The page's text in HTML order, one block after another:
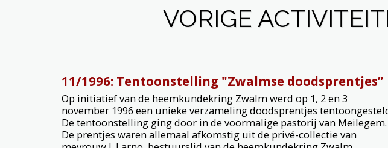
VORIGE
11/1996: Tentoonstelling "Zwalmse doodsprentjes”
Op initiatief van de heemkundekring Zwalm werd op 1, 2 en 3
november 1996 een unieke verzameling doodsprentjes
De tentoonstelling ging door in de voormalige pastorij van Meilegem.
De prentjes waren allemaal afkomstig uit de privé-collectie van